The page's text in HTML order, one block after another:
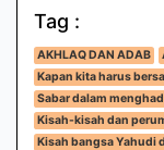
Tag :
AKHLAQ DAN ADAB
Kapan kita harus
Sabar dalam
Kisah-kisah dan
Kisah bangsa Yahudi